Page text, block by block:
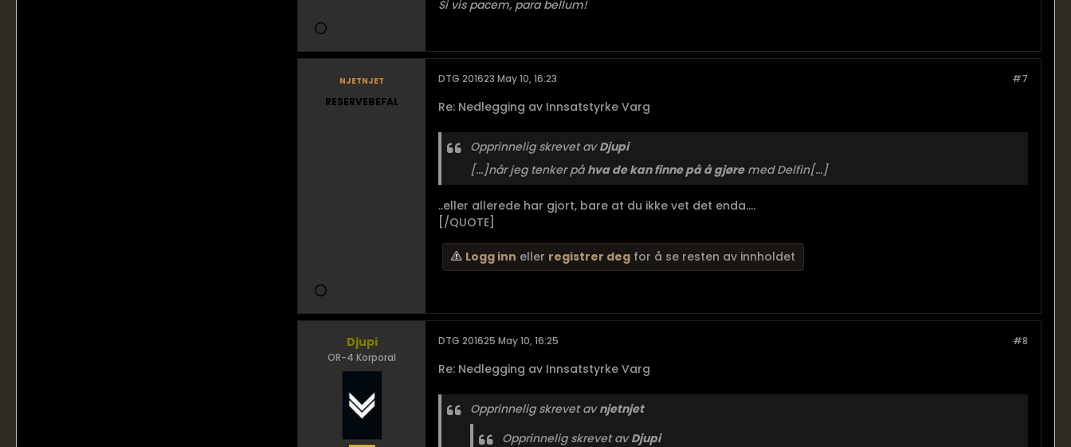
Si vis pacem, para bellum!
njetnjet
RESERVEBEFAL
#7
DTG 201623 May 10, 16:23
Re: Nedlegging av Innsatstyrke Varg
Opprinnelig skrevet avDjupi
[...]når jeg tenker påhva de kan finne på å gjøremed Delfin[...]
..eller allerede har gjort, bare at du ikke vet det enda....
[/QUOTE]
Logg inn eller registrer deg for å se resten av innholdet
Djupi
OR-4 Korporal
#8
DTG 201625 May 10, 16:25
Re: Nedlegging av Innsatstyrke Varg
Opprinnelig skrevet avnjetnjet
Opprinnelig skrevet avDjupi